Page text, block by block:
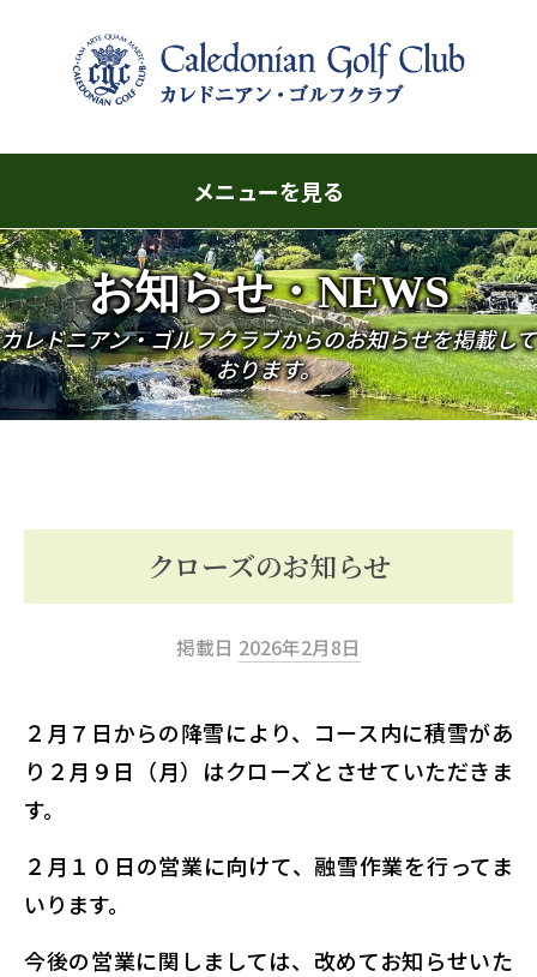
メニューを見る
コ
ン
テ
ン
ツ
お知らせ・NEWS
カレドニアン・ゴルフクラブからのお知らせを掲載して
おります。
クローズのお知らせ
掲載日 2026年2月8日
２月７日からの降雪により、コース内に積雪があ
り２月９日（月）はクローズとさせていただきま
す。
２月１０日の営業に向けて、融雪作業を行ってま
いります。
今後の営業に関しましては、改めてお知らせいた